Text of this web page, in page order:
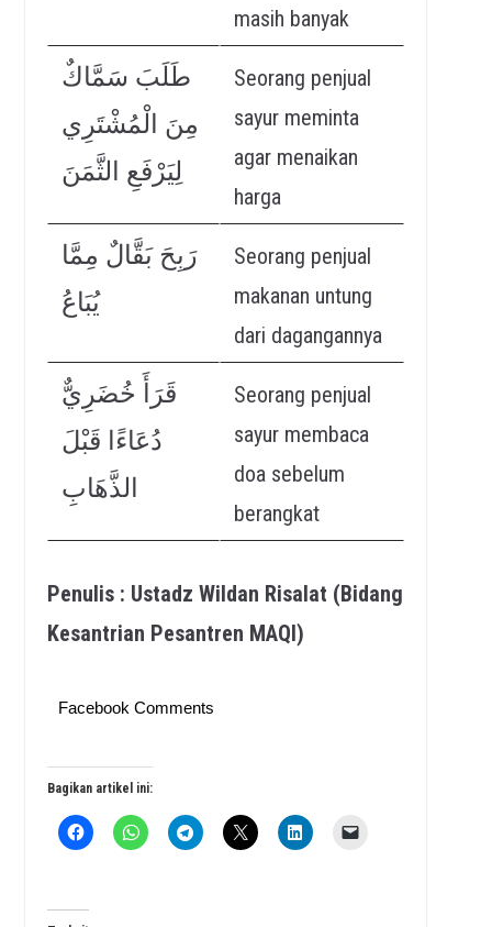
masih banyak
طَلَبَ سَمَّاكٌ
مِنَ الْمُشْتَرِي
لِيَرْفَعِ الثَّمَنَ
Seorang penjual
sayur meminta
agar menaikan
harga
رَبِحَ بَقَّالٌ مِمَّا
يُبَاعُ
Seorang penjual
makanan untung
dari dagangannya
قَرَأَ خُضَرِيٌّ
دُعَاءًا قَبْلَ
الذَّهَابِ
Seorang penjual
sayur membaca
doa sebelum
berangkat
Penulis : Ustadz Wildan Risalat (Bidang
Kesantrian Pesantren MAQI)
Facebook Comments
Bagikan artikel ini: